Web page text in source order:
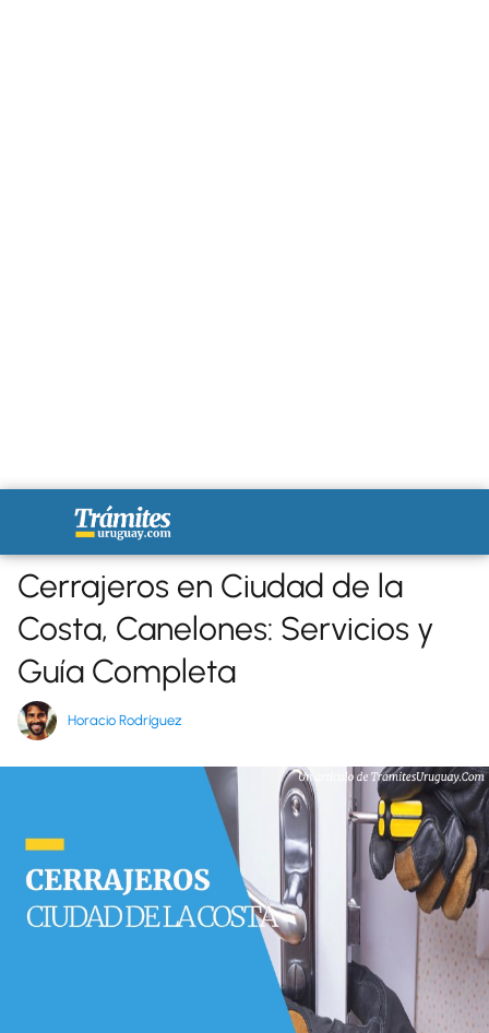
Cerrajeros en Ciudad de la
Costa, Canelones: Servicios y
Guía Completa
Horacio Rodríguez